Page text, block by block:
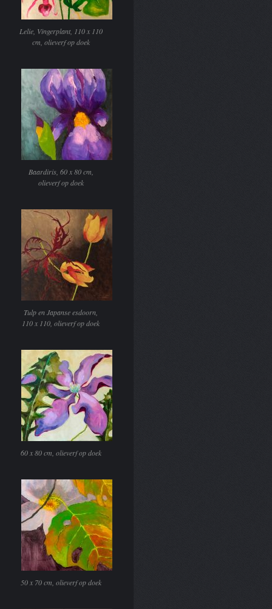
Lelie, Vingerplant, 110 x 110
cm, olieverf op doek
Baardiris, 60 x 80 cm,
olieverf op doek
Tulp en Japanse esdoorn,
110 x 110, olieverf op doek
60 x 80 cm, olieverf op doek
50 x 70 cm, olieverf op doek